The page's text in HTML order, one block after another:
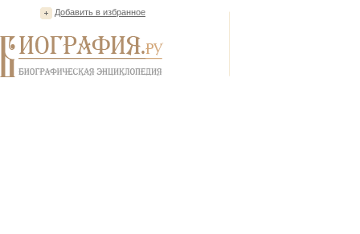
Добавить в избранное